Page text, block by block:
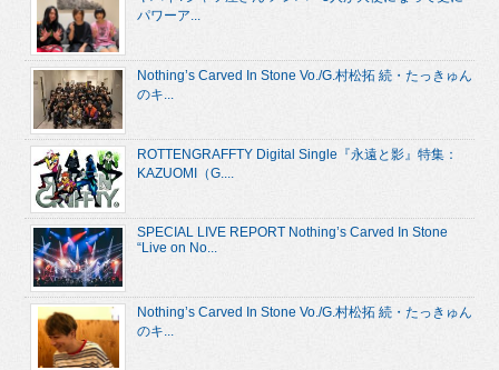
パワーア...
Nothing’s Carved In Stone Vo./G.村松拓 続・たっきゅん
のキ...
ROTTENGRAFFTY Digital Single『永遠と影』特集：
KAZUOMI（G....
SPECIAL LIVE REPORT Nothing’s Carved In Stone
“Live on No...
Nothing’s Carved In Stone Vo./G.村松拓 続・たっきゅん
のキ...